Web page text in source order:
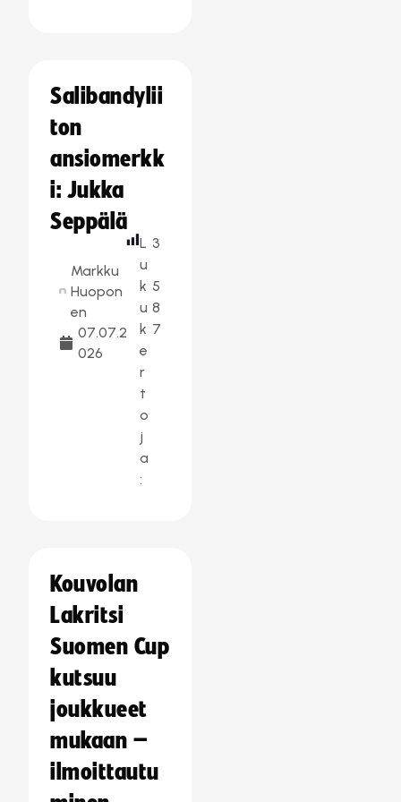
Salibandylii
ton
ansiomerkk
i: Jukka
Seppälä
Markku
Huopon
en
07.07.2
026
L
u
k
u
k
e
r
t
o
j
a
:
3
5
8
7
Kouvolan
Lakritsi
Suomen Cup
kutsuu
joukkueet
mukaan –
ilmoittautu